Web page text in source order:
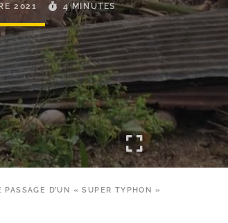
2021 4 MINUTES
D’UN « SUPER TYPHON »